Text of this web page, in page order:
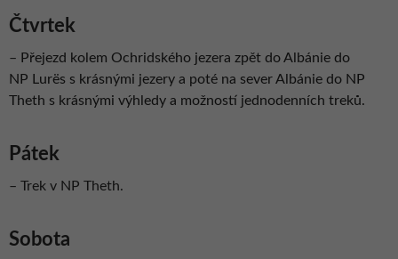
Čtvrtek
– Přejezd kolem Ochridského jezera zpět do Albánie do
NP Lurës s krásnými jezery a poté na sever Albánie do NP
Theth s krásnými výhledy a možností jednodenních treků.
Pátek
– Trek v NP Theth.
Sobota